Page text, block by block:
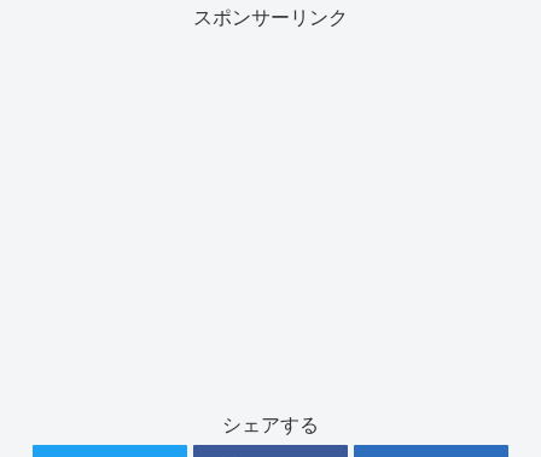
スポンサーリンク
シェアする